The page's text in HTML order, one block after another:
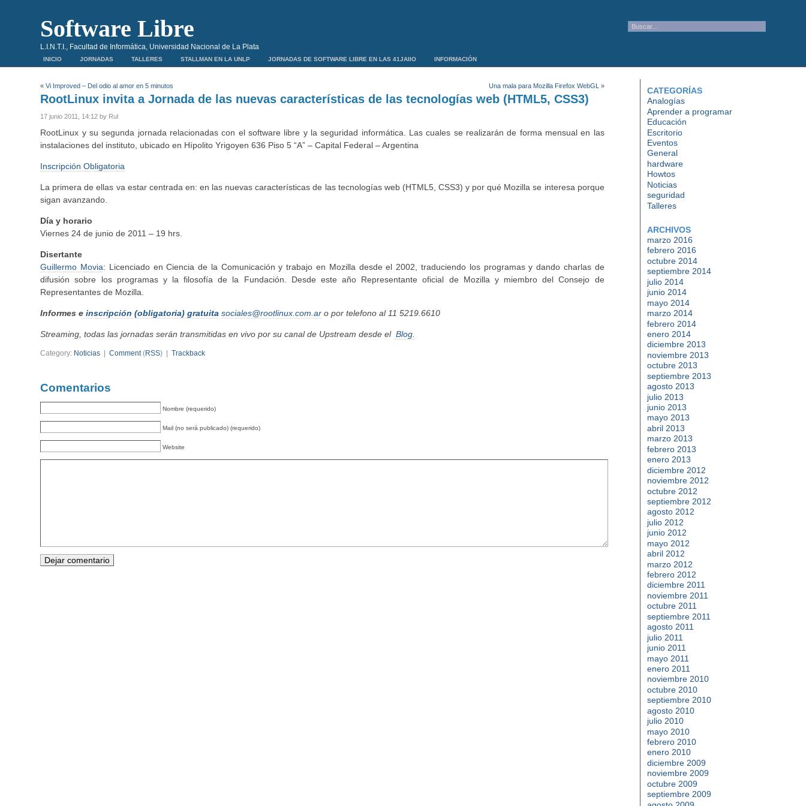
Software Libre
L.I.N.T.I., Facultad de Informática, Universidad Nacional de La Plata
INICIO JORNADAS TALLERES STALLMAN EN LA UNLP JORNADAS DE SOFTWARE LIBRE EN LAS 41JAIIO INFORMACIÓN
«Vi Improved – Del odio al amor en 5 minutos Una mala para Mozilla Firefox WebGL »
RootLinux invita a Jornada de las nuevas características de las tecnologías web (HTML5, CSS3)
17 junio 2011, 14:12 by Rul
RootLinux y su segunda jornada relacionadas con el software libre y la seguridad informática. Las cuales se realizarán de forma mensual en las
instalaciones del instituto, ubicado en Hípolito Yrigoyen 636 Piso 5 “A” – Capital Federal – Argentina
Inscripción Obligatoria
La primera de ellas va estar centrada en: en las nuevas características de las tecnologías web (HTML5, CSS3) y por qué Mozilla se interesa porque
sigan avanzando.
Día y horario
Viernes 24 de junio de 2011 – 19 hrs.
Disertante
Guillermo Movia: Licenciado en Ciencia de la Comunicación y trabajo en Mozilla desde el 2002, traduciendo los programas y dando charlas de
difusión sobre los programas y la filosofía de la Fundación. Desde este año Representante oficial de Mozilla y miembro del Consejo de
Representantes de Mozilla.
Informes e inscripción (obligatoria) gratuita sociales@rootlinux.com.ar o por telefono al 11 5219.6610
Streaming, todas las jornadas serán transmitidas en vivo por su canal de Upstream desde el Blog.
Category: Noticias |Comment(RSS) |Trackback
Comentarios
Nombre (requerido)
Mail (no será publicado) (requerido)
Website
CATEGORÍAS
Analogías
Aprender a programar
Educación
Escritorio
Eventos
General
hardware
Howtos
Noticias
seguridad
Talleres
ARCHIVOS
marzo 2016
febrero 2016
octubre 2014
septiembre 2014
julio 2014
junio 2014
mayo 2014
marzo 2014
febrero 2014
enero 2014
diciembre 2013
noviembre 2013
octubre 2013
septiembre 2013
agosto 2013
julio 2013
junio 2013
mayo 2013
abril 2013
marzo 2013
febrero 2013
enero 2013
diciembre 2012
noviembre 2012
octubre 2012
septiembre 2012
agosto 2012
julio 2012
junio 2012
mayo 2012
abril 2012
marzo 2012
febrero 2012
diciembre 2011
noviembre 2011
octubre 2011
septiembre 2011
agosto 2011
julio 2011
junio 2011
mayo 2011
enero 2011
noviembre 2010
octubre 2010
septiembre 2010
agosto 2010
julio 2010
mayo 2010
febrero 2010
enero 2010
diciembre 2009
noviembre 2009
octubre 2009
septiembre 2009